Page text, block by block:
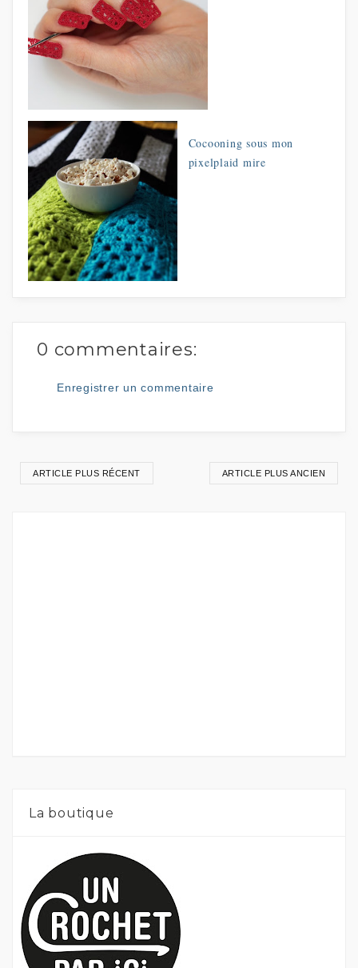
Cocooning sous mon
pixelplaid mire
0 commentaires:
Enregistrer un commentaire
ARTICLE PLUS RÉCENT ARTICLE PLUS ANCIEN
La boutique